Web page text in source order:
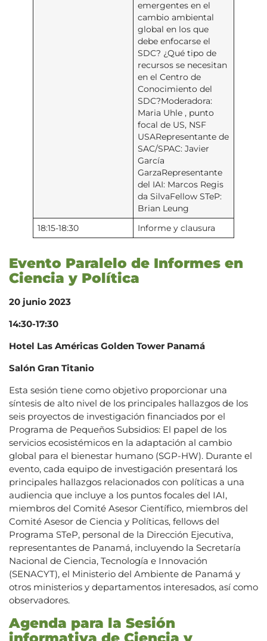
emergentes en el
cambio ambiental
global en los que
debe enfocarse el
SDC? ¿Qué tipo de
recursos se necesitan
en el Centro de
Conocimiento del
SDC?Moderadora:
Maria Uhle , punto
focal de US, NSF
USARepresentante de
SAC/SPAC: Javier
García
GarzaRepresentante
del IAI: Marcos Regis
da SilvaFellow STeP:
Brian Leung
18:15-18:30 Informe y clausura
Evento Paralelo de Informes en
Ciencia y Política
20 junio 2023
14:30-17:30
Hotel Las Américas Golden Tower Panamá
Salón Gran Titanio
Esta sesión tiene como objetivo proporcionar una
síntesis de alto nivel de los principales hallazgos de los
seis proyectos de investigación financiados por el
Programa de Pequeños Subsidios: El papel de los
servicios ecosistémicos en la adaptación al cambio
global para el bienestar humano (SGP-HW). Durante el
evento, cada equipo de investigación presentará los
principales hallazgos relacionados con políticas a una
audiencia que incluye a los puntos focales del IAI,
miembros del Comité Asesor Científico, miembros del
Comité Asesor de Ciencia y Políticas, fellows del
Programa STeP, personal de la Dirección Ejecutiva,
representantes de Panamá, incluyendo la Secretaría
Nacional de Ciencia, Tecnología e Innovación
(SENACYT), el Ministerio del Ambiente de Panamá y
otros ministerios y departamentos interesados, así como
observadores.
Agenda para la Sesión